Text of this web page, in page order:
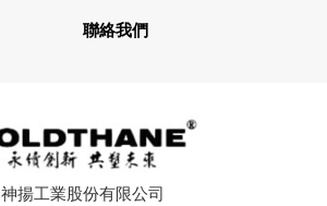
聯絡我們
神揚工業股份有限公司